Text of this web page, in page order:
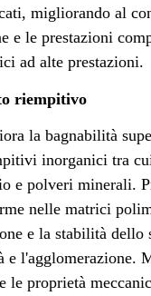
migliorando al
e le prestazioni
ad alte prestazioni.
riempitivo
la bagnabilità
inorganici tra
e polveri minerali.
nelle matrici
e la stabilità dello
e l'agglomerazione.
le proprietà